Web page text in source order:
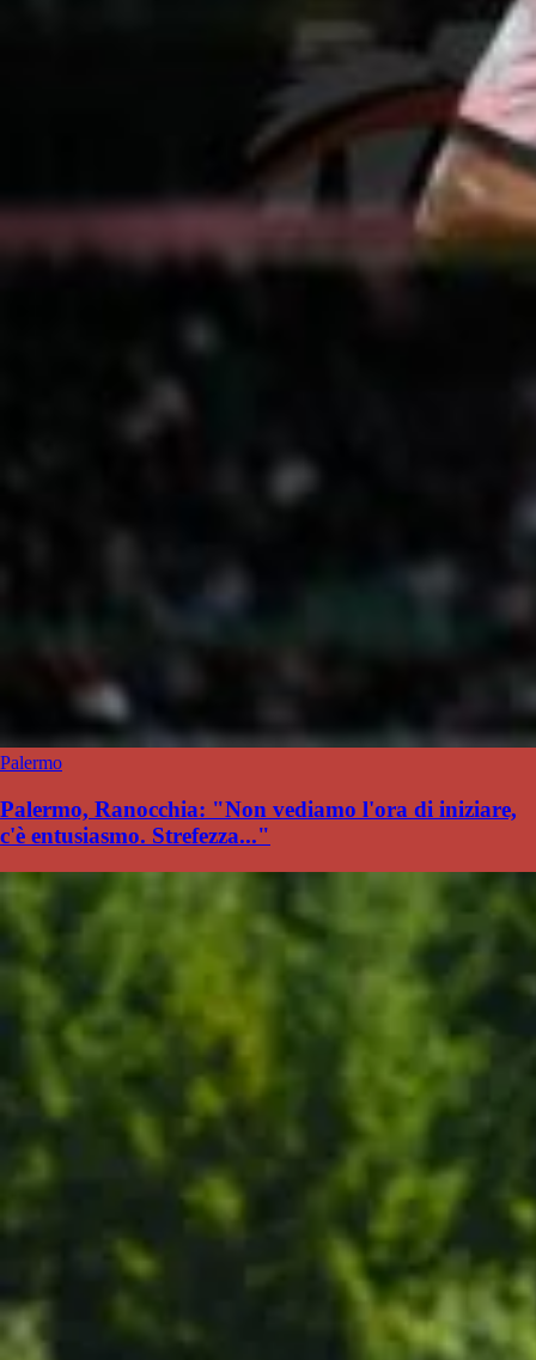
Palermo
Palermo, Ranocchia: "Non vediamo l'ora di iniziare,
c'è entusiasmo. Strefezza..."